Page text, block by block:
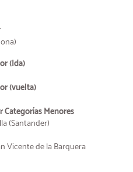
(Ida)
(vuelta)
Menores
(Santander)
Vicente de la Barquera